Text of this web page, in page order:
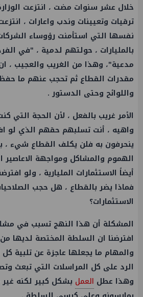
خلال عشر سنوات مضت ، انتزعت
ترقيات وتعيينات وندب واعارات ،
نفسها التي استأمنت رؤوساء
بالمليارات ، حولتهم لدمية ، "في
مدعية"، وهذا من الغريب والعجيب ،
مقدرات القطاع ثم تحجب عنهم ما
واللوائح وحتى الدستور .
الأمر غريب بالفعل ، لأن الحجة التي
واهيه ، أنت تسلبهم حقهم الذي لو
ينحرفون به فلن يكلف القطاع شيء ،
الهموم والمشاكل ومواجهة الاعاصير
أيضاً الاستثمارات المليارية ، ولو
فماذا يضر بالقطاع ، هل حجب
الاستثمارات؟
المشكلة أن هذا النهج تسبب في
افترضنا ان السلطة المختصة لديها
والمهام ما يجعلها عاجزة عن تلبية
الرد على كل المراسلات التي تبعث
وهذا عطل العمل بشكل كبير لكنه غير